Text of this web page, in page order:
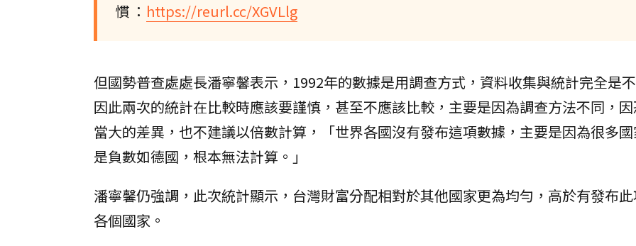
慣 ： https://reurl.cc/XGVLlg
但國勢普查處處長潘寧馨表示，1992年的數據是用調查方式，資料收集與統計完全是
因此兩次的統計在比較時應該要謹慎，甚至不應該比較，主要是因為調查方法不同，
當大的差異，也不建議以倍數計算，「世界各國沒有發布這項數據，主要是因為很多
是負數如德國，根本無法計算。」
潘寧馨仍強調，此次統計顯示，台灣財富分配相對於其他國家更為均勻，高於有發布
各個國家。